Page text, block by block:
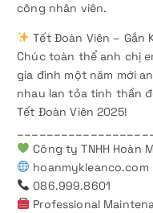
công nhân viên.
Tết Đoàn Viên – Gắn
Chúc toàn thể anh chị
gia đình một năm mới
nhau lan tỏa tinh thần
Tết Đoàn Viên 2025!
Công ty TNHH Hoàn
hoanmykleanco.com
086.999.8601
Professional